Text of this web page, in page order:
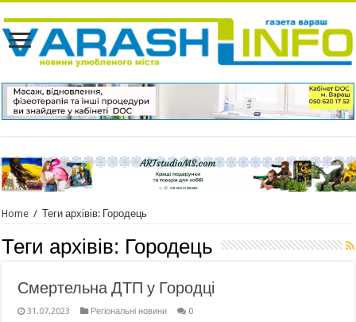
Home / Теги архівів: Городець
Теги архівів: Городець
Смертельна ДТП у Городці
31.07.2023 Регіональні новини 0